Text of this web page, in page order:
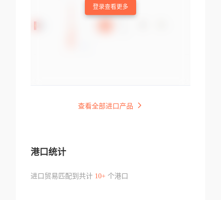
登录查看更多
查看全部进口产品
港口统计
进口贸易匹配到共计 10+个港口